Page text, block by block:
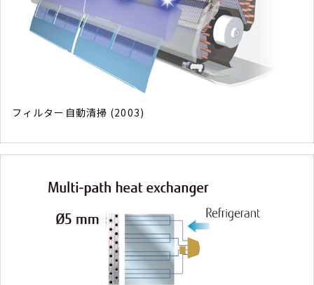
フィルター自動清掃 (2003)